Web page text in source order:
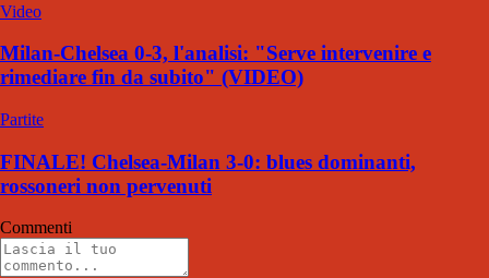
Video
Milan-Chelsea 0-3, l'analisi: "Serve intervenire e
rimediare fin da subito" (VIDEO)
Partite
FINALE! Chelsea-Milan 3-0: blues dominanti,
rossoneri non pervenuti
Commenti